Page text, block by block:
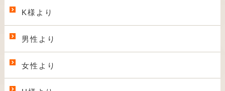
K様より
男性より
女性より